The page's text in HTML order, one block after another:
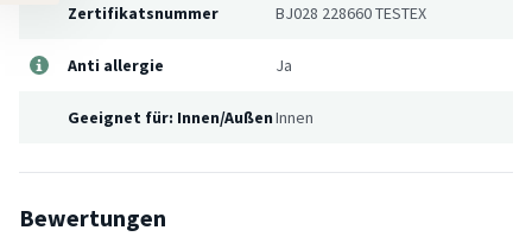
Zertifikatsnummer BJ028 228660 TESTEX
Anti allergie Ja
Geeignet für: Innen/AußenInnen
Bewertungen